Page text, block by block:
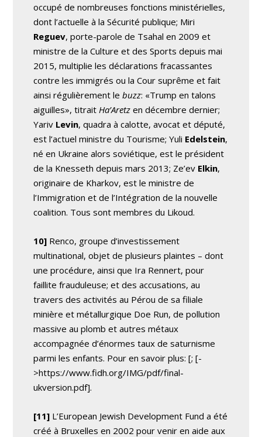
occupé de nombreuses fonctions ministérielles,
dont l’actuelle à la Sécurité publique; Miri
Reguev, porte-parole de Tsahal en 2009 et
ministre de la Culture et des Sports depuis mai
2015, multiplie les déclarations fracassantes
contre les immigrés ou la Cour suprême et fait
ainsi régulièrement lebuzz: «Trump en talons
aiguilles», titrait Ha’Aretz en décembre dernier;
Yariv Levin, quadra à calotte, avocat et député,
est l’actuel ministre du Tourisme; Yuli Edelstein,
né en Ukraine alors soviétique, est le président
de la Knesseth depuis mars 2013; Ze’ev Elkin,
originaire de Kharkov, est le ministre de
l’Immigration et de l’Intégration de la nouvelle
coalition. Tous sont membres du Likoud.
10] Renco, groupe d’investissement
multinational, objet de plusieurs plaintes – dont
une procédure, ainsi que Ira Rennert, pour
faillite frauduleuse; et des accusations, au
travers des activités au Pérou de sa filiale
minière et métallurgique Doe Run, de pollution
massive au plomb et autres métaux
accompagnée d’énormes taux de saturnisme
parmi les enfants. Pour en savoir plus: [; [-
>https://www.fidh.org/IMG/pdf/final-
ukversion.pdf].
[11] L’European Jewish Development Fund a été
créé à Bruxelles en 2002 pour venir en aide aux